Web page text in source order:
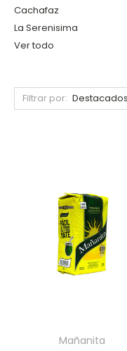
Cachafaz
La Serenisima
Ver todo
Filtrar por:
Mañanita